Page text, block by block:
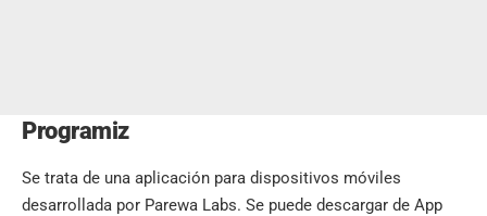
Programiz
Se trata de una aplicación para dispositivos móviles
desarrollada por Parewa Labs. Se puede descargar de App